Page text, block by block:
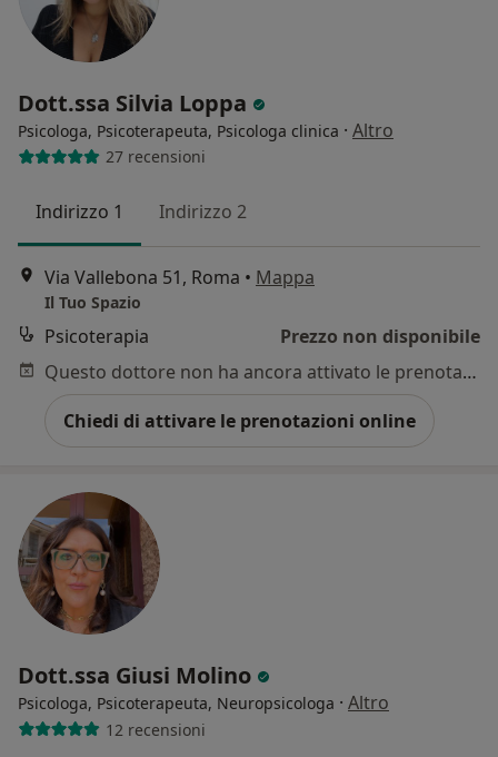
Dott.ssa Silvia Loppa
Psicologa, Psicoterapeuta, Psicologa clinica · Altro
27 recensioni
Indirizzo 1 Indirizzo 2
Via Vallebona 51, Roma • Mappa
Il Tuo Spazio
Psicoterapia
Prezzo non disponibile
Questo dottore non ha ancora attivato le prenotazioni online presso questo indirizzo.
Chiedi di attivare le prenotazioni online
Dott.ssa Giusi Molino
Psicologa, Psicoterapeuta, Neuropsicologa · Altro
12 recensioni